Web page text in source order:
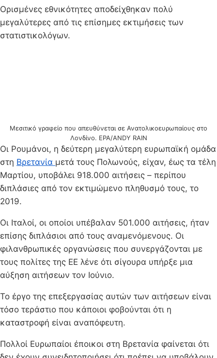
Ορισμένες εθνικότητες αποδείχθηκαν πολύ
μεγαλύτερες από τις επίσημες εκτιμήσεις των
στατιστικολόγων.
Μεσιτικό γραφείο που απευθύνεται σε Ανατολικοευρωπαίους στο
Λονδίνο. EPA/ANDY RAIN
Οι Ρουμάνοι, η δεύτερη μεγαλύτερη ευρωπαϊκή ομάδα
στη Βρετανία μετά τους Πολωνούς, είχαν, έως τα τέλη
Μαρτίου, υποβάλει 918.000 αιτήσεις – περίπου
διπλάσιες από τον εκτιμώμενο πληθυσμό τους, το
2019.
Οι Ιταλοί, οι οποίοι υπέβαλαν 501.000 αιτήσεις, ήταν
επίσης διπλάσιοι από τους αναμενόμενους. Οι
φιλανθρωπικές οργανώσεις που συνεργάζονται με
τους πολίτες της ΕΕ λένε ότι σίγουρα υπήρξε μια
αύξηση αιτήσεων τον Ιούνιο.
Το έργο της επεξεργασίας αυτών των αιτήσεων είναι
τόσο τεράστιο που κάποιοι φοβούνται ότι η
καταστροφή είναι αναπόφευτη.
Πολλοί Ευρωπαίοι έποικοι στη Βρετανία φαίνεται ότι